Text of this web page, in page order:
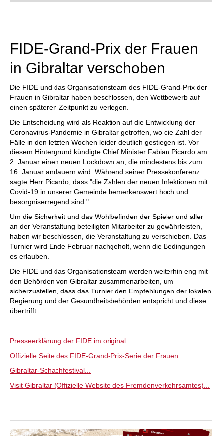
individueller als je zuvor.
FIDE-Grand-Prix der Frauen
in Gibraltar verschoben
Die FIDE und das Organisationsteam des FIDE-Grand-Prix der
Frauen in Gibraltar haben beschlossen, den Wettbewerb auf
einen späteren Zeitpunkt zu verlegen.
Die Entscheidung wird als Reaktion auf die Entwicklung der
Coronavirus-Pandemie in Gibraltar getroffen, wo die Zahl der
Fälle in den letzten Wochen leider deutlich gestiegen ist. Vor
diesem Hintergrund kündigte Chief Minister Fabian Picardo am
2. Januar einen neuen Lockdown an, die mindestens bis zum
16. Januar andauern wird. Während seiner Pressekonferenz
sagte Herr Picardo, dass "die Zahlen der neuen Infektionen mit
Covid-19 in unserer Gemeinde bemerkenswert hoch und
besorgniserregend sind."
Um die Sicherheit und das Wohlbefinden der Spieler und aller
an der Veranstaltung beteiligten Mitarbeiter zu gewährleisten,
haben wir beschlossen, die Veranstaltung zu verschieben. Das
Turnier wird Ende Februar nachgeholt, wenn die Bedingungen
es erlauben.
Die FIDE und das Organisationsteam werden weiterhin eng mit
den Behörden von Gibraltar zusammenarbeiten, um
sicherzustellen, dass das Turnier den Empfehlungen der lokalen
Regierung und der Gesundheitsbehörden entspricht und diese
übertrifft.
Presseerklärung der FIDE im original...
Offizielle Seite des FIDE-Grand-Prix-Serie der Frauen...
Gibraltar-Schachfestival...
Visit Gibraltar (Offizielle Website des Fremdenverkehrsamtes)...